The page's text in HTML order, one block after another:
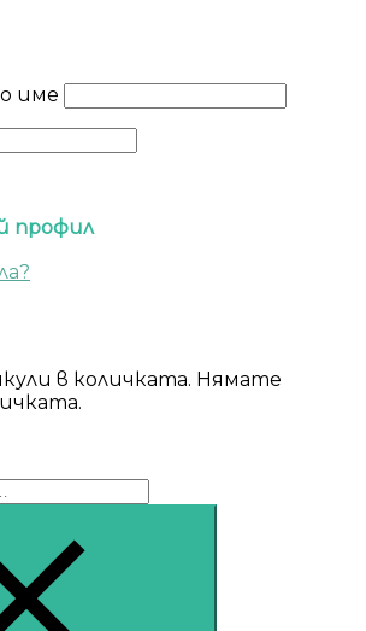
име
профил
Нямате